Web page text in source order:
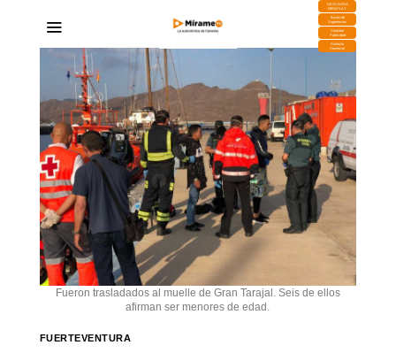
DESCARGA
MIRAPLAY
Buzón de
Sugerencias
Contratar
Publicidad
Contacto
Comercial
Fueron trasladados al muelle de Gran Tarajal. Seis de ellos
afirman ser menores de edad.
FUERTEVENTURA